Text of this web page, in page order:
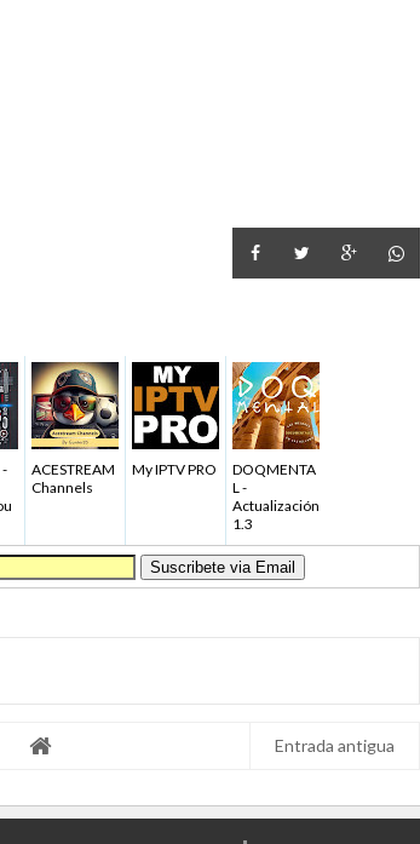
-
ACESTREAM
Channels
My IPTV PRO
DOQMENTA
L -
Actualización
1.3
Entrada antigua